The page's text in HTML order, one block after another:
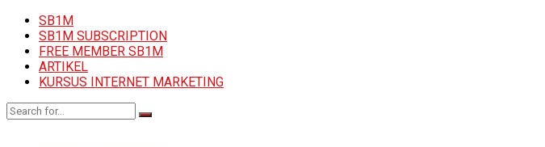
SB1M
SB1M SUBSCRIPTION
FREE MEMBER SB1M
ARTIKEL
KURSUS INTERNET MARKETING